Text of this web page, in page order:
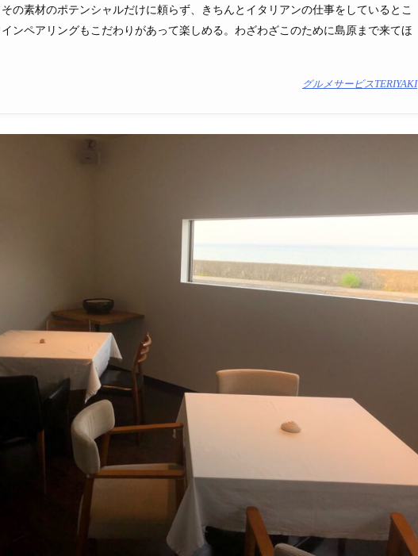
の素材のポテンシャルだけに頼らず、きちんとイタリアンの仕事をしているとこ
ンペアリングもこだわりがあって楽しめる。わざわざこのために島原まで来てほ
グルメサービスTERIYAKI